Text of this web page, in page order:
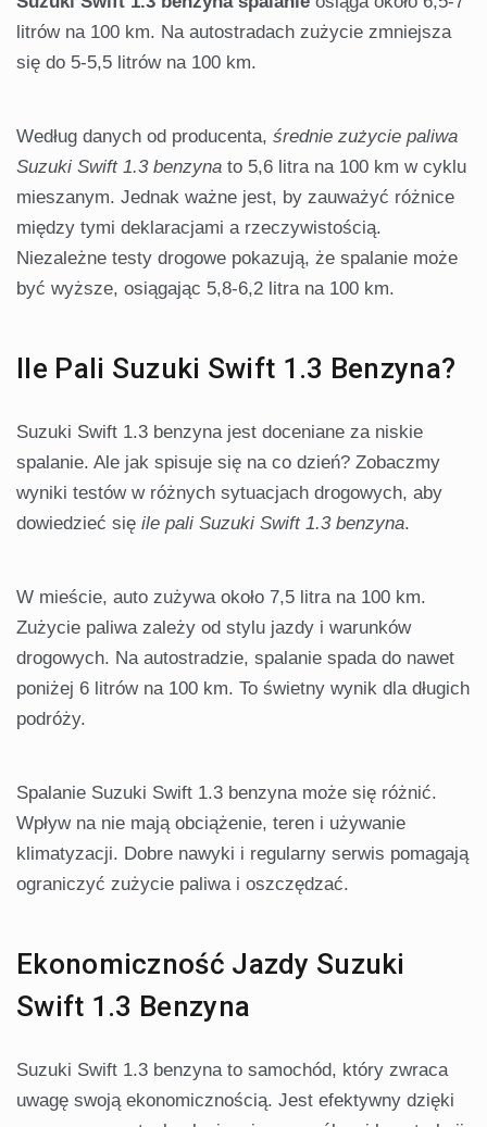
litrów na 100 km. Na autostradach zużycie zmniejsza
się do 5-5,5 litrów na 100 km.
Według danych od producenta, średnie zużycie paliwa
Suzuki Swift 1.3 benzyna to 5,6 litra na 100 km w cyklu
mieszanym. Jednak ważne jest, by zauważyć różnice
między tymi deklaracjami a rzeczywistością.
Niezależne testy drogowe pokazują, że spalanie może
być wyższe, osiągając 5,8-6,2 litra na 100 km.
Ile Pali Suzuki Swift 1.3 Benzyna?
Suzuki Swift 1.3 benzyna jest doceniane za niskie
spalanie. Ale jak spisuje się na co dzień? Zobaczmy
wyniki testów w różnych sytuacjach drogowych, aby
dowiedzieć się ile pali Suzuki Swift 1.3 benzyna.
W mieście, auto zużywa około 7,5 litra na 100 km.
Zużycie paliwa zależy od stylu jazdy i warunków
drogowych. Na autostradzie, spalanie spada do nawet
poniżej 6 litrów na 100 km. To świetny wynik dla długich
podróży.
Spalanie Suzuki Swift 1.3 benzyna może się różnić.
Wpływ na nie mają obciążenie, teren i używanie
klimatyzacji. Dobre nawyki i regularny serwis pomagają
ograniczyć zużycie paliwa i oszczędzać.
Ekonomiczność Jazdy Suzuki
Swift 1.3 Benzyna
Suzuki Swift 1.3 benzyna to samochód, który zwraca
uwagę swoją ekonomicznością. Jest efektywny dzięki